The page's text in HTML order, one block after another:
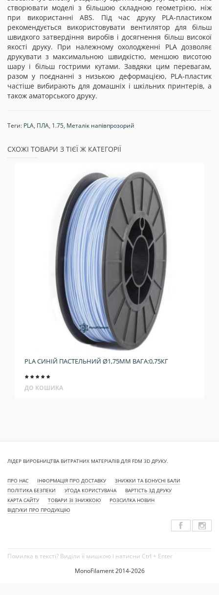
створювати моделі з більшою складною геометрією, ніж
при використанні ABS. Під час друку PLA-пластиком
рекомендується використовувати вентилятор для більш
швидкого затвердіння виробів і досягнення більш високої
якості друку. При належному охолодженні PLA дозволяє
друкувати з максимальною швидкістю, меншою висотою
шару і більш гострими кутами. Завдяки цим перевагам,
разом у поєднанні з низькою деформацією, PLA-пластик
частіше вибирають для домашніх і шкільних принтерів, а
також аматорського друку.
Теги: PLA, ПЛА, 1.75, Металік напівпрозорий
СХОЖІ ТОВАРИ З ТІЄЇ Ж КАТЕГОРІЇ
PLA СИНІЙ ПАСТЕЛЬНИЙ Ø1,75ММ ВАГА:0,75КГ
ДО КОШИКА
ЛІДЕР ВИРОБНИЦТВА ВИТРАТНИХ МАТЕРІАЛІВ ДЛЯ FDM 3D ДРУКУ.
ПРО НАС ІНФОРМАЦІЯ ПРО ДОСТАВКУ
ЗНИЖКИ ТА БОНУСНІ БАЛИ
ПОЛІТИКА БЕЗПЕКИ
УГОДА КОРИСТУВАЧА
ВАРТІСТЬ 3Д ДРУКУ
КАРТА САЙТУ
ТОВАРИ ЗІ ЗНИЖКОЮ
РОЗСИЛКА НОВИН
ВІДГУКИ ПРО ПРОДУКЦІЮ
Помилка в тексті? Виділи її мишкою і натисни Ctrl + Enter
MonoFilament 2014-2026